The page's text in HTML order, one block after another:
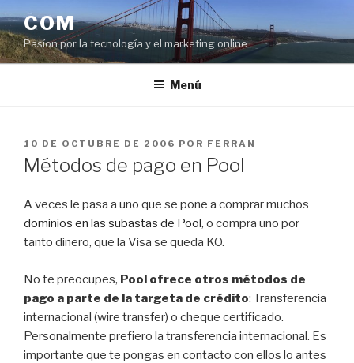
al
contenido
COM
Pasíon por la tecnología y el marketing online
Menú
PUBLICADO
EL
10 DE OCTUBRE DE 2006 POR FERRAN
Métodos de pago en Pool
A veces le pasa a uno que se pone a comprar muchos
dominios en las subastas de Pool, o compra uno por
tanto dinero, que la Visa se queda KO.
No te preocupes, Pool ofrece otros métodos de
pago a parte de la targeta de crédito: Transferencia
internacional (wire transfer) o cheque certificado.
Personalmente prefiero la transferencia internacional. Es
importante que te pongas en contacto con ellos lo antes